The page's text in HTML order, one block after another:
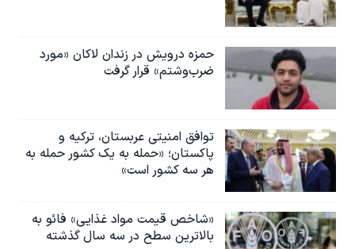
حمزه درویش در زندان لاکان «مورد
ضرب‌وشتم» قرار گرفت
توافق امنیتی عربستان، ترکیه و
پاکستان؛ «حمله به یک کشور حمله به
هر سه کشور است»
«شاخص قیمت مواد غذایی» فائو به
بالاترین سطح در سه سال گذشته